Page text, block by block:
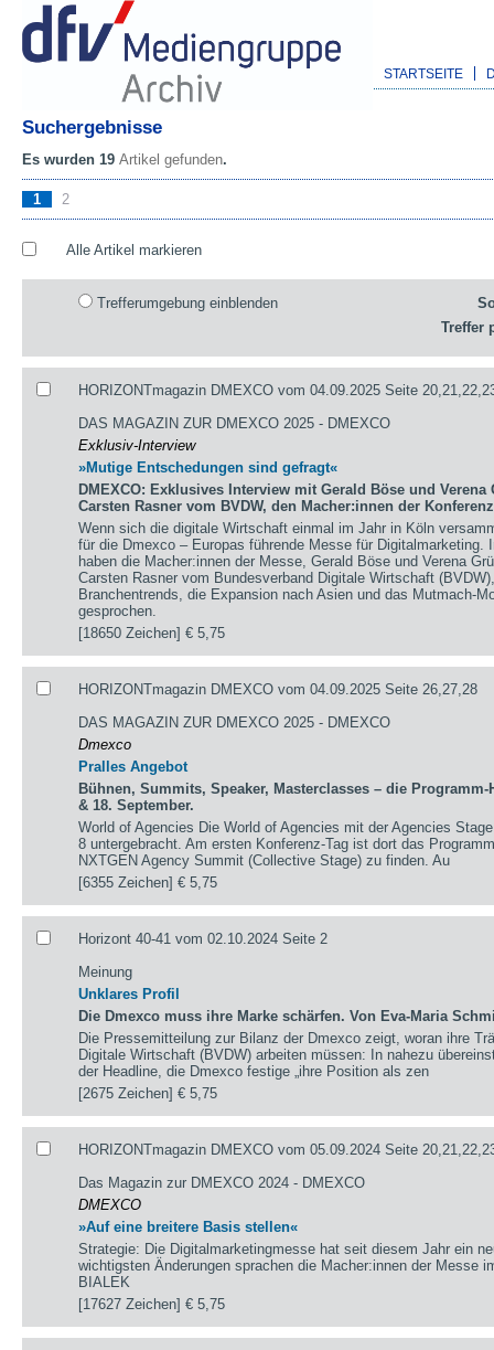
STARTSEITE
Suchergebnisse
Es wurden 19 Artikel gefunden.
1 2
Alle Artikel markieren
Trefferumgebung einblenden
Treffer
HORIZONTmagazin DMEXCO vom 04.09.2025 Seite
DAS MAGAZIN ZUR DMEXCO 2025 - DMEXCO
Exklusiv-Interview
»Mutige Entschedungen sind gefragt«
DMEXCO: Exklusives Interview mit Gerald Böse und
Carsten Rasner vom BVDW, den Macher:innen der
Wenn sich die digitale Wirtschaft einmal im Jahr in Köln
für die Dmexco – Europas führende Messe für
haben die Macher:innen der Messe, Gerald Böse und Verena
Carsten Rasner vom Bundesverband Digitale Wirtschaft
Branchentrends, die Expansion nach Asien und das Mutmach-
gesprochen.
[18650 Zeichen]€ 5,75
HORIZONTmagazin DMEXCO vom 04.09.2025 Seite 26,27,28
DAS MAGAZIN ZUR DMEXCO 2025 - DMEXCO
Dmexco
Pralles Angebot
Bühnen, Summits, Speaker, Masterclasses – die
& 18. September.
World of Agencies Die World of Agencies mit der Agencies
8 untergebracht. Am ersten Konferenz-Tag ist dort das
NXTGEN Agency Summit (Collective Stage) zu finden. Au
[6355 Zeichen]€ 5,75
Horizont 40-41 vom 02.10.2024 Seite 2
Meinung
Unklares Profil
Die Dmexco muss ihre Marke schärfen. Von Eva-Maria
Die Pressemitteilung zur Bilanz der Dmexco zeigt, woran ihre
Digitale Wirtschaft (BVDW) arbeiten müssen: In nahezu
der Headline, die Dmexco festige „ihre Position als zen
[2675 Zeichen]€ 5,75
HORIZONTmagazin DMEXCO vom 05.09.2024 Seite
Das Magazin zur DMEXCO 2024 - DMEXCO
DMEXCO
»Auf eine breitere Basis stellen«
Strategie: Die Digitalmarketingmesse hat seit diesem Jahr ein
wichtigsten Änderungen sprachen die Macher:innen der Messe
BIALEK
[17627 Zeichen]€ 5,75